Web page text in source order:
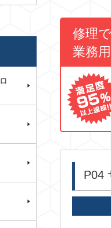
修理で
業務
P04